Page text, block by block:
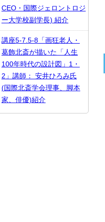
CEO・国際ジェロントロジ
ー大学校副学長) 紹介
講座5-7.5-8「画狂老人・
葛飾北斎が描いた「人生
100年時代の設計図」1・
2」講師： 安井ひろみ氏
(国際北斎学会理事、脚本
家、俳優)紹介